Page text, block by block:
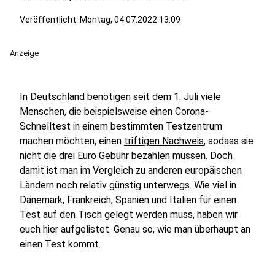
Veröffentlicht: Montag, 04.07.2022 13:09
Anzeige
In Deutschland benötigen seit dem 1. Juli viele
Menschen, die beispielsweise einen Corona-
Schnelltest in einem bestimmten Testzentrum
machen möchten, einen triftigen Nachweis, sodass sie
nicht die drei Euro Gebühr bezahlen müssen. Doch
damit ist man im Vergleich zu anderen europäischen
Ländern noch relativ günstig unterwegs. Wie viel in
Dänemark, Frankreich, Spanien und Italien für einen
Test auf den Tisch gelegt werden muss, haben wir
euch hier aufgelistet. Genau so, wie man überhaupt an
einen Test kommt.